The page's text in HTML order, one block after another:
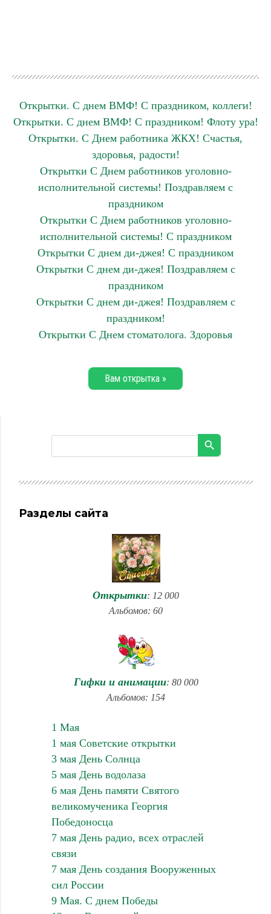
Открытки. С днем ВМФ! С праздником, коллеги!
Открытки. С днем ВМФ! С праздником! Флоту ура!
Открытки. С Днем работника ЖКХ! Счастья,
здоровья, радости!
Открытки С Днем работников уголовно-
исполнительной системы! Поздравляем с
праздником
Открытки С Днем работников уголовно-
исполнительной системы! С праздником
Открытки С днем ди-джея! С праздником
Открытки С днем ди-джея! Поздравляем с
праздником
Открытки С днем ди-джея! Поздравляем с
праздником!
Открытки С Днем стоматолога. Здоровья
Вам открытка »
Разделы сайта
Открытки: 12 000
Альбомов: 60
Гифки и анимации: 80 000
Альбомов: 154
1 Мая
1 мая Советские открытки
3 мая День Солнца
5 мая День водолаза
6 мая День памяти Святого
великомученика Георгия
Победоносца
7 мая День радио, всех отраслей
связи
7 мая День создания Вооруженных
сил России
9 Мая. С днем Победы